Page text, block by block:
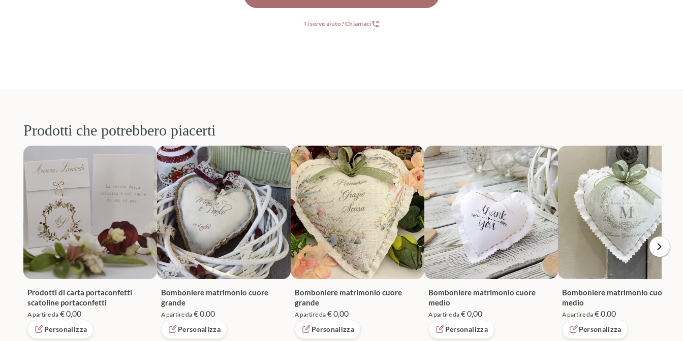
Ti serve aiuto? Chiamaci
Prodotti che potrebbero piacerti
Prodotti di carta portaconfetti
scatoline portaconfetti
A partire da € 0,00
Personalizza
Bomboniere matrimonio cuore
grande
A partire da€ 0,00
Personalizza
Bomboniere matrimonio cuore
grande
A partire da€ 0,00
Personalizza
Bomboniere matrimonio cuore
medio
A partire da€ 0,00
Personalizza
Bomboniere matrimonio cuore
medio
A partire da€ 0,00
Personalizza